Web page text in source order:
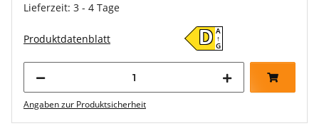
Lieferzeit: 3 - 4 Tage
Produktdatenblatt D A
↑
G
Angaben zur Produktsicherheit